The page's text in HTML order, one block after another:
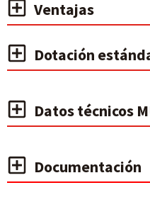
Ventajas
Dotación
Datos técnicos
Documentación